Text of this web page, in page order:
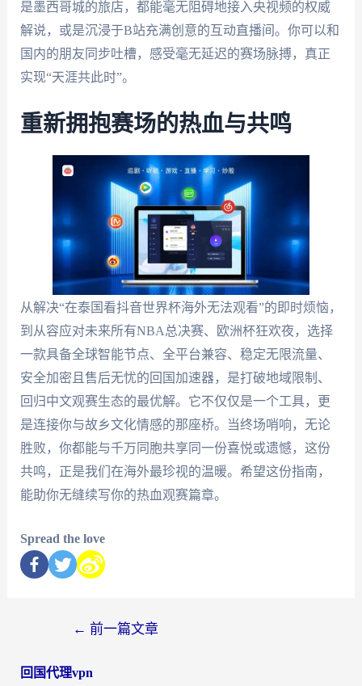
是墨西哥城的旅店，都能毫无阻碍地接入央视频的权威
解说，或是沉浸于B站充满创意的互动直播间。你可以和
国内的朋友同步吐槽，感受毫无延迟的赛场脉搏，真正
实现“天涯共此时”。
重新拥抱赛场的热血与共鸣
从解决“在泰国看抖音世界杯海外无法观看”的即时烦恼，
到从容应对未来所有NBA总决赛、欧洲杯狂欢夜，选择
一款具备全球智能节点、全平台兼容、稳定无限流量、
安全加密且售后无忧的回国加速器，是打破地域限制、
回归中文观赛生态的最优解。它不仅仅是一个工具，更
是连接你与故乡文化情感的那座桥。当终场哨响，无论
胜败，你都能与千万同胞共享同一份喜悦或遗憾，这份
共鸣，正是我们在海外最珍视的温暖。希望这份指南，
能助你无缝续写你的热血观赛篇章。
Spread the love
← 前一篇文章
回国代理vpn